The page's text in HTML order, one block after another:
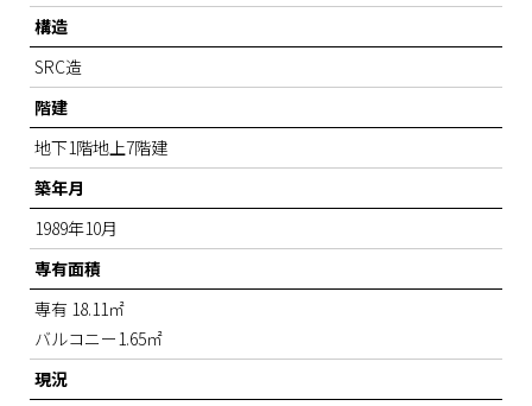
構造
SRC造
階建
地下1階地上7階建
築年月
1989年10月
専有面積
専有 18.11㎡
バルコニー1.65㎡
現況